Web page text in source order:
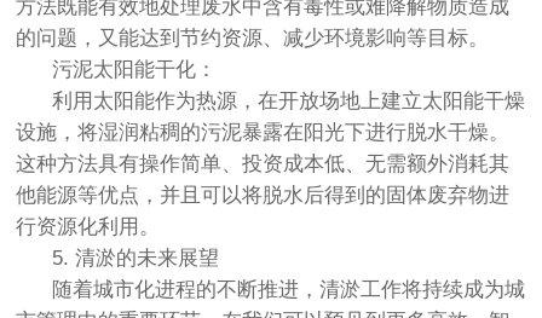
方法既能有效地处理废水中含有毒性或难降解物质造成
的问题，又能达到节约资源、减少环境影响等目标。
污泥太阳能干化：
利用太阳能作为热源，在开放场地上建立太阳能干燥
设施，将湿润粘稠的污泥暴露在阳光下进行脱水干燥。
这种方法具有操作简单、投资成本低、无需额外消耗其
他能源等优点，并且可以将脱水后得到的固体废弃物进
行资源化利用。
5. 清淤的未来展望
随着城市化进程的不断推进，清淤工作将持续成为城